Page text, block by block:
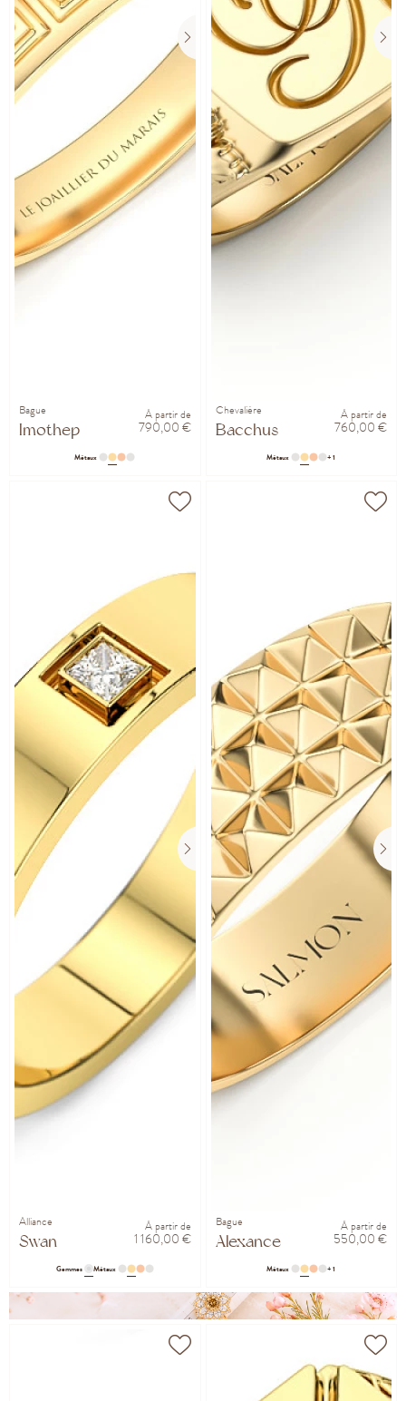
Bague
Imothep
À partir de
790,00 €
Métaux
Chevalière
Bacchus
À partir de
760,00 €
Métaux + 1
Alliance
Swan
À partir de
1 160,00 €
Gemmes Métaux
Bague
Alexance
À partir de
550,00 €
Métaux + 1